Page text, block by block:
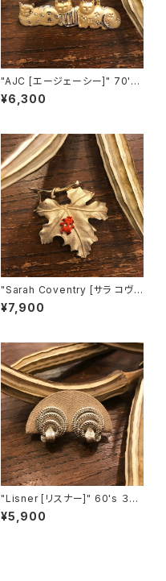
"AJC [エージェーシー]" 70's-
80's ３匹の猫ちゃんが並んだヴ
¥6,300
"Sarah Coventry [サラ コヴェ
ントリー]" 1966年『BIT O' Fa
ntasy』ヴィンテージブローチ
¥7,900
"Lisner [リスナー]" 60's ３つ
の輪を葉っぱで結んだようなヴ
¥5,900